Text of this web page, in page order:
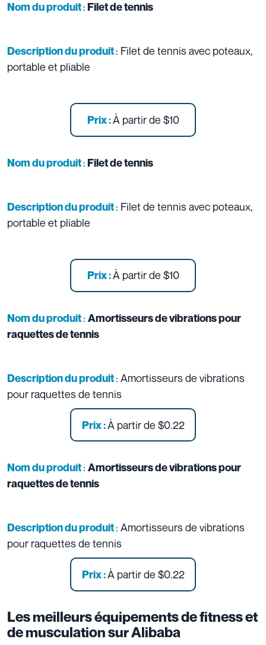
Nom du produit:Filet de tennis
Description du produit: Filet de tennis avec poteaux,
portable et pliable
Prix :À partir de $10
Nom du produit:Filet de tennis
Description du produit: Filet de tennis avec poteaux,
portable et pliable
Prix :À partir de $10
Nom du produit: Amortisseurs de vibrations pour
raquettes de tennis
Description du produit: Amortisseurs de vibrations
pour raquettes de tennis
Prix :À partir de $0.22
Nom du produit: Amortisseurs de vibrations pour
raquettes de tennis
Description du produit: Amortisseurs de vibrations
pour raquettes de tennis
Prix :À partir de $0.22
Les meilleurs équipements de fitness et
de musculation sur Alibaba